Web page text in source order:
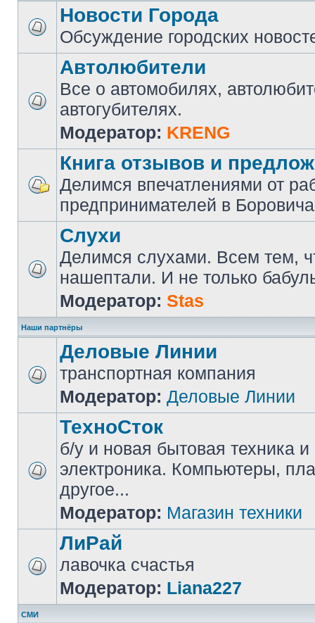
Новости Города
Обсуждение городских
Автолюбители
Все о автомобилях,
автогубителях.
Модератор: KRENG
Книга отзывов и
Делимся впечатлениями от
предпринимателей в
Слухи
Делимся слухами. Всем тем,
нашептали. И не только
Модератор: Stas
Наши партнёры
Деловые Линии
транспортная компания
Модератор: Деловые Линии
ТехноСток
б/у и новая бытовая техника и
электроника. Компьютеры,
другое...
Модератор: Магазин техники
ЛиРай
лавочка счастья
Модератор: Liana227
СМИ